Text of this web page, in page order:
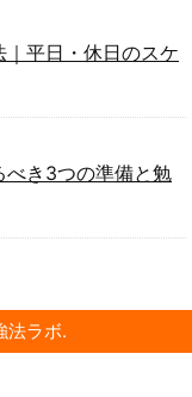
平日・休日のスケ
べき3つの準備と勉
法ラボ.